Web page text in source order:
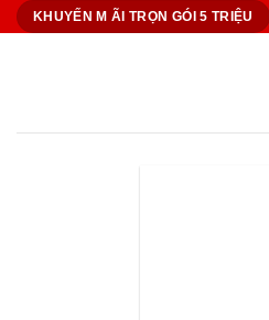
Bỏ
KHUYẾN M ÃI TRỌN GÓI 5 TRIỆU